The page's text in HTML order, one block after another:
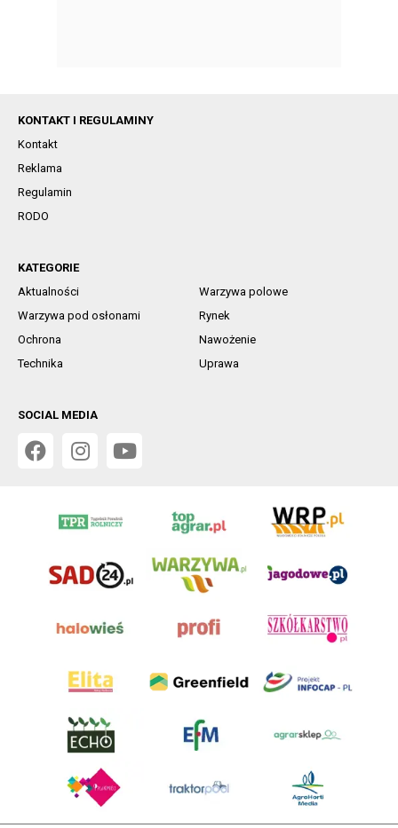
KONTAKT I REGULAMINY
Kontakt
Reklama
Regulamin
RODO
KATEGORIE
Aktualności
Warzywa polowe
Warzywa pod osłonami
Rynek
Ochrona
Nawożenie
Technika
Uprawa
SOCIAL MEDIA